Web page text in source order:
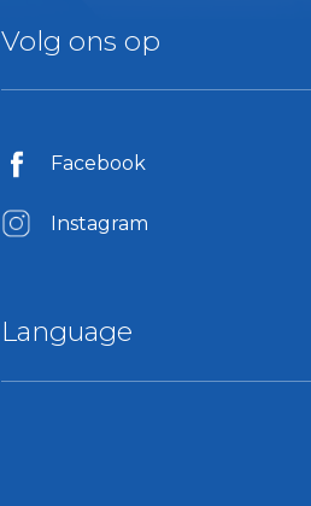
Volg ons op
Facebook
Instagram
Language